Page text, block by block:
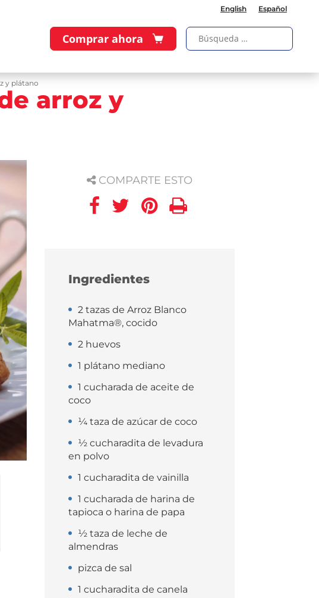
English Español
Comprar ahora
y plátano
arroz y
COMPARTE ESTO
Ingredientes
2 tazas de Arroz Blanco
Mahatma®, cocido
2 huevos
1 plátano mediano
1 cucharada de aceite de
coco
¼ taza de azúcar de coco
½ cucharadita de levadura
en polvo
1 cucharadita de vainilla
1 cucharada de harina de
tapioca o harina de papa
½ taza de leche de
almendras
pizca de sal
1 cucharadita de canela